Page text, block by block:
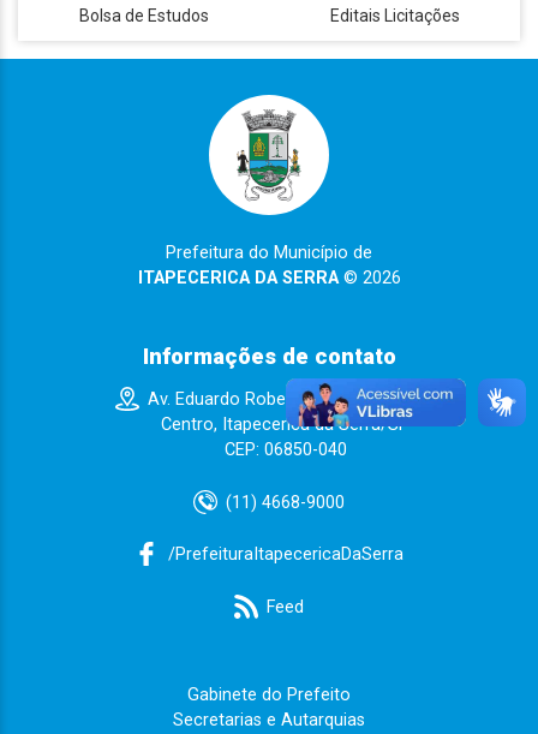
Bolsa de Estudos Editais Licitações
Prefeitura do Município de
ITAPECERICA DA SERRA© 2026
Informações de contato
Av. Eduardo Roberto Daher n° 1135
Centro, Itapecerica da Serra/SP
CEP: 06850-040
(11) 4668-9000
/PrefeituraItapecericaDaSerra
Feed
Gabinete do Prefeito
Secretarias e Autarquias